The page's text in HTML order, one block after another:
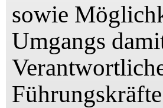
sowie
Umgangs